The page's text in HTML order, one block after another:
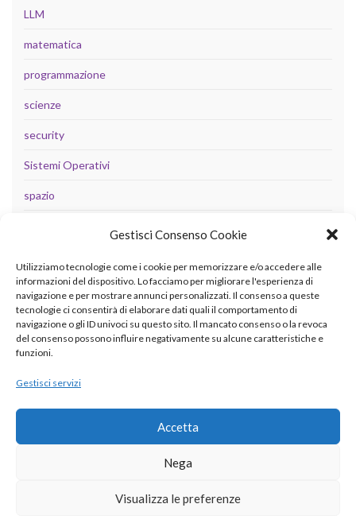
Gestisci Consenso Cookie
Utilizziamo tecnologie come i cookie per memorizzare e/o accedere alle
informazioni del dispositivo. Lo facciamo per migliorare l'esperienza di
navigazione e per mostrare annunci personalizzati. Il consenso a queste
tecnologie ci consentirà di elaborare dati quali il comportamento di
navigazione o gli ID univoci su questo sito. Il mancato consenso o la revoca
del consenso possono influire negativamente su alcune caratteristiche e
funzioni.
Gestisci servizi
Accetta
Nega
Visualizza le preferenze
LLM
matematica
programmazione
scienze
security
Sistemi Operativi
spazio
META
Accedi
Feed dei contenuti
Feed dei commenti